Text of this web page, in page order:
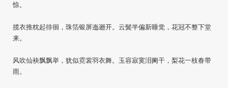
惊。
揽衣推枕起徘徊，珠箔银屏迤逦开。云鬓半偏新睡觉，花冠不整下堂
来。
风吹仙袂飘飘举，犹似霓裳羽衣舞。玉容寂寞泪阑干，梨花一枝春带
雨。